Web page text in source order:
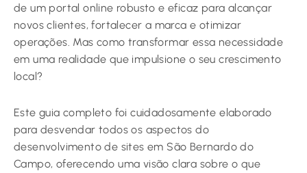
de um portal online robusto e eficaz para alcançar
novos clientes, fortalecer a marca e otimizar
operações. Mas como transformar essa necessidade
em uma realidade que impulsione o seu crescimento
local?
Este guia completo foi cuidadosamente elaborado
para desvendar todos os aspectos do
desenvolvimento de sites em São Bernardo do
Campo, oferecendo uma visão clara sobre o que